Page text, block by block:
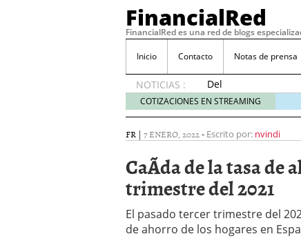
FinancialRed
FinancialRed es una red de blogs
Inicio Contacto Notas de prensa
NOTICIAS :
Del
depósito
a la
cómo
cambiando
la
gestión
del
ahorro
en
COTIZACIONES EN STREAMING
FR | 7 ENERO, 2022- Escrito por: nvindi
CaÃ­da de la tasa
trimestre del 2021
El pasado tercer trimestre del
de ahorro de los hogares en